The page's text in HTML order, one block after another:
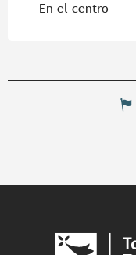
En el centro